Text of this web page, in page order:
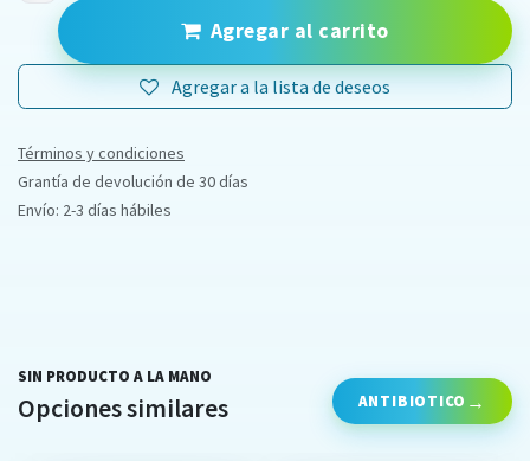
Agregar al carrito
Agregar a la lista de deseos
Términos y condiciones
Grantía de devolución de 30 días
Envío: 2-3 días hábiles
SIN PRODUCTO A LA MANO
Opciones similares ANTIBIOTICO